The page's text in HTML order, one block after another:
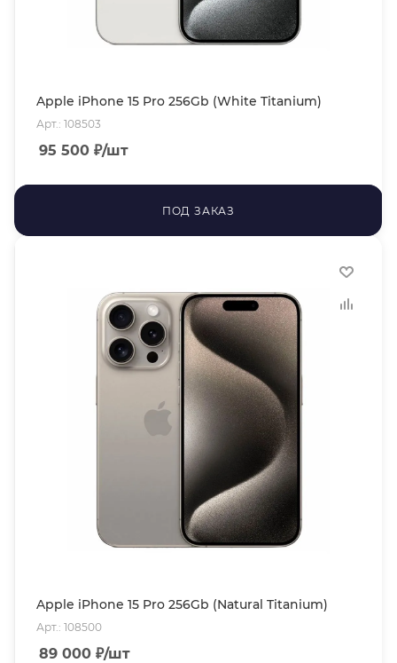
Apple iPhone 15 Pro 256Gb (White Titanium)
Арт.: 108503
95 500 ₽/шт
ПОД ЗАКАЗ
Apple iPhone 15 Pro 256Gb (Natural Titanium)
Арт.: 108500
89 000 ₽/шт